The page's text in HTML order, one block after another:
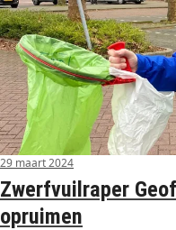
29 maart 2024
Zwerfvuilraper
opruimen